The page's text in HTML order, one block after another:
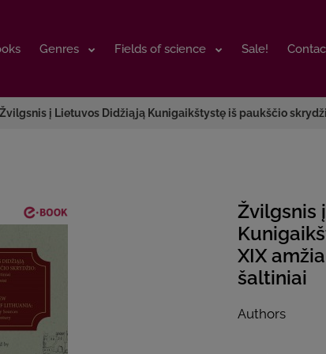
Genres Fields of science Sale!
Genres Fields of science Sale!
Žvilgsnis į Lietuvos Didžiąją Kunigaikštystę iš paukščio
Žvilgsnis
XIX
šaltiniai
Authors